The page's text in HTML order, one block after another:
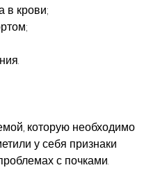
в крови;
которую необходимо
у себя признаки
с почками.